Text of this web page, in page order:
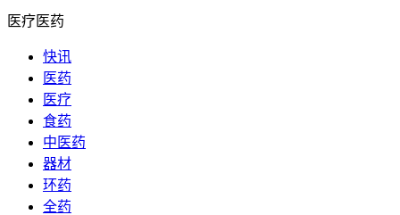
医疗医药
快讯
医药
医疗
食药
中医药
器材
环药
全药